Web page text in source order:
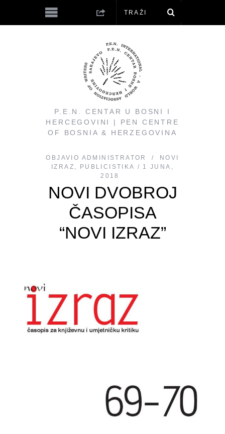
P.E.N. CENTAR U BOSNI I
HERCEGOVINI | PEN CENTRE
OF BOSNIA & HERZEGOVINA
OBJAVIO ADMINISTRATOR
NOVI
IZRAZ , PUBLICISTIKA
1 JUNA,
2018
NOVI DVOBROJ
ČASOPISA
“NOVI IZRAZ”